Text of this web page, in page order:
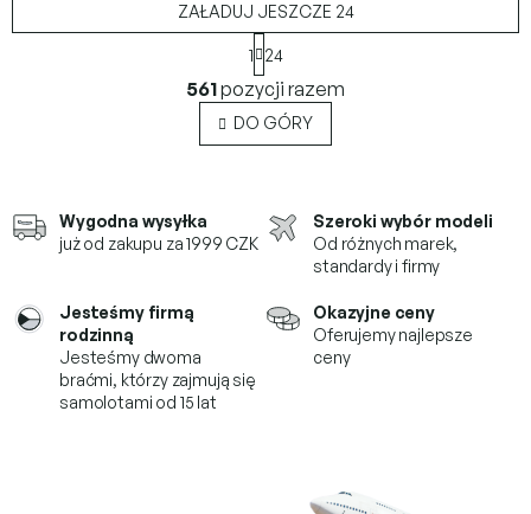
K
o
n
t
k
s
ZAŁADUJ JESZCZE 24
a
g
i
n
a
1 24
561pozycji razem
DO GÓRY
Wygodna wysyłka
już od zakupu za 1999 CZK
Szeroki wybór modeli
Od różnych marek,
standardy i firmy
Jesteśmy firmą
rodzinną
Jesteśmy dwoma
braćmi, którzyzajmują się
samolotami od 15 lat
Okazyjne ceny
Oferujemy najlepsze
ceny